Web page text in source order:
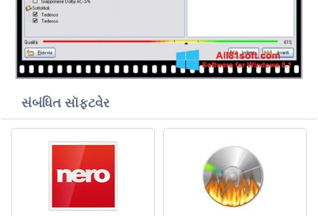
સંબંધિત સૉફ્ટવેર